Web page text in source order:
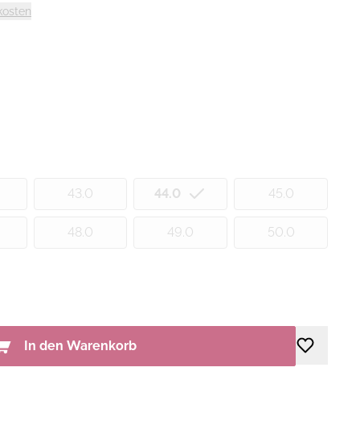
43.0 44.0 45.0
48.0 49.0 50.0
In den Warenkorb